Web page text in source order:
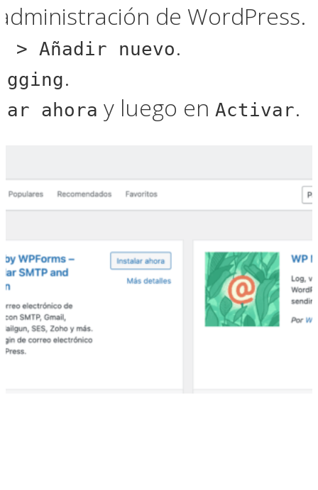
de WordPress.
> Añadir nuevo.
.
ahora y luego enActivar.